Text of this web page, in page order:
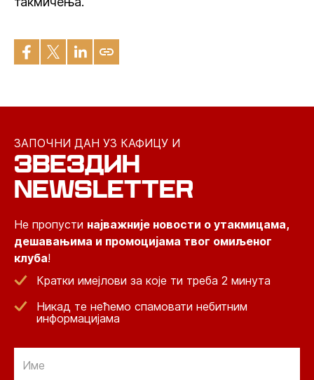
ЗАПОЧНИ ДАН УЗ КАФИЦУ И
ЗВЕЗДИН
NEWSLETTER
Не пропусти најважније новости о утакмицама,
дешавањима и промоцијама твог омиљеног
клуба!
Кратки имејлови за које ти треба 2 минута
Никад те нећемо спамовати небитним
информацијама